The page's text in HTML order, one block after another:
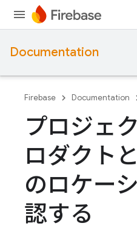
Documentation
Firebase Documentation
プロジェ
ロダクト
のロケー
認する